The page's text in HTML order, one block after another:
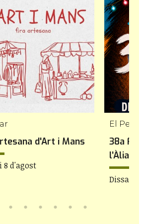
d'Art i Mans
8 d'agost
El
38a
l’Àlia
Dissabte